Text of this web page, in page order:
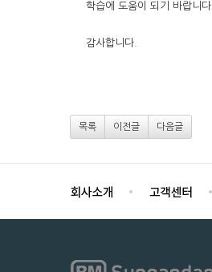
학습에 도움이 되기 바랍니다.
감사합니다.
목록 이전글 다음글